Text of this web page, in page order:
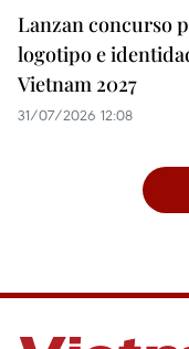
Lanzan concurso
logotipo e
Vietnam 2027
31/07/2026 12:08